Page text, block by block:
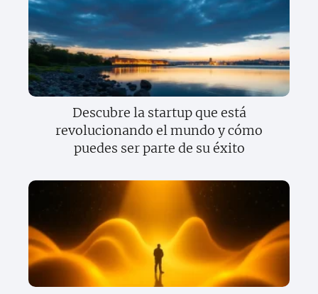
Descubre la startup que está
revolucionando el mundo y cómo
puedes ser parte de su éxito